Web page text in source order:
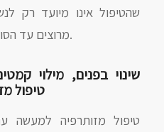
שהטיפול אינו מיועד רק
מרוצים עד הסוף מהמראה של הפנים שלהם.
שינוי בפנים, מילוי
טיפול
טיפול מזותרפיה למעשה